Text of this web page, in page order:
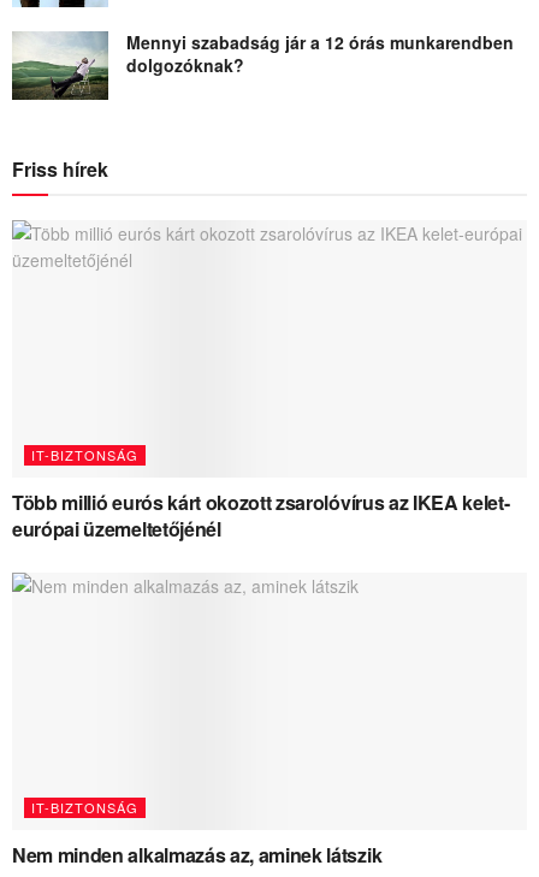
Mennyi szabadság jár a 12 órás munkarendben
dolgozóknak?
Friss hírek
IT-BIZTONSÁG
Több millió eurós kárt okozott zsarolóvírus az IKEA kelet-
európai üzemeltetőjénél
IT-BIZTONSÁG
Nem minden alkalmazás az, aminek látszik